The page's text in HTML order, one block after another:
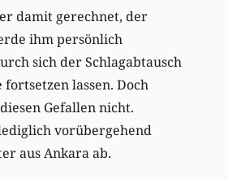
damit gerechnet, der
ihm persönlich
sich der Schlagabtausch
lassen. Doch
Gefallen nicht.
vorübergehend
aus Ankara ab.